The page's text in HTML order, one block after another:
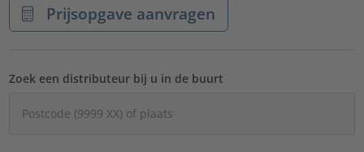
Prijsopgave aanvragen
Zoek een distributeur bij u in de buurt